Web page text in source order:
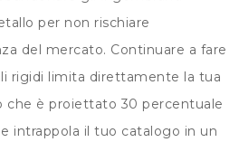
per non rischiare
del mercato. Continuare a fare
rigidi limita direttamente la tua
che è proiettato 30 percentuale
intrappola il tuo catalogo in un